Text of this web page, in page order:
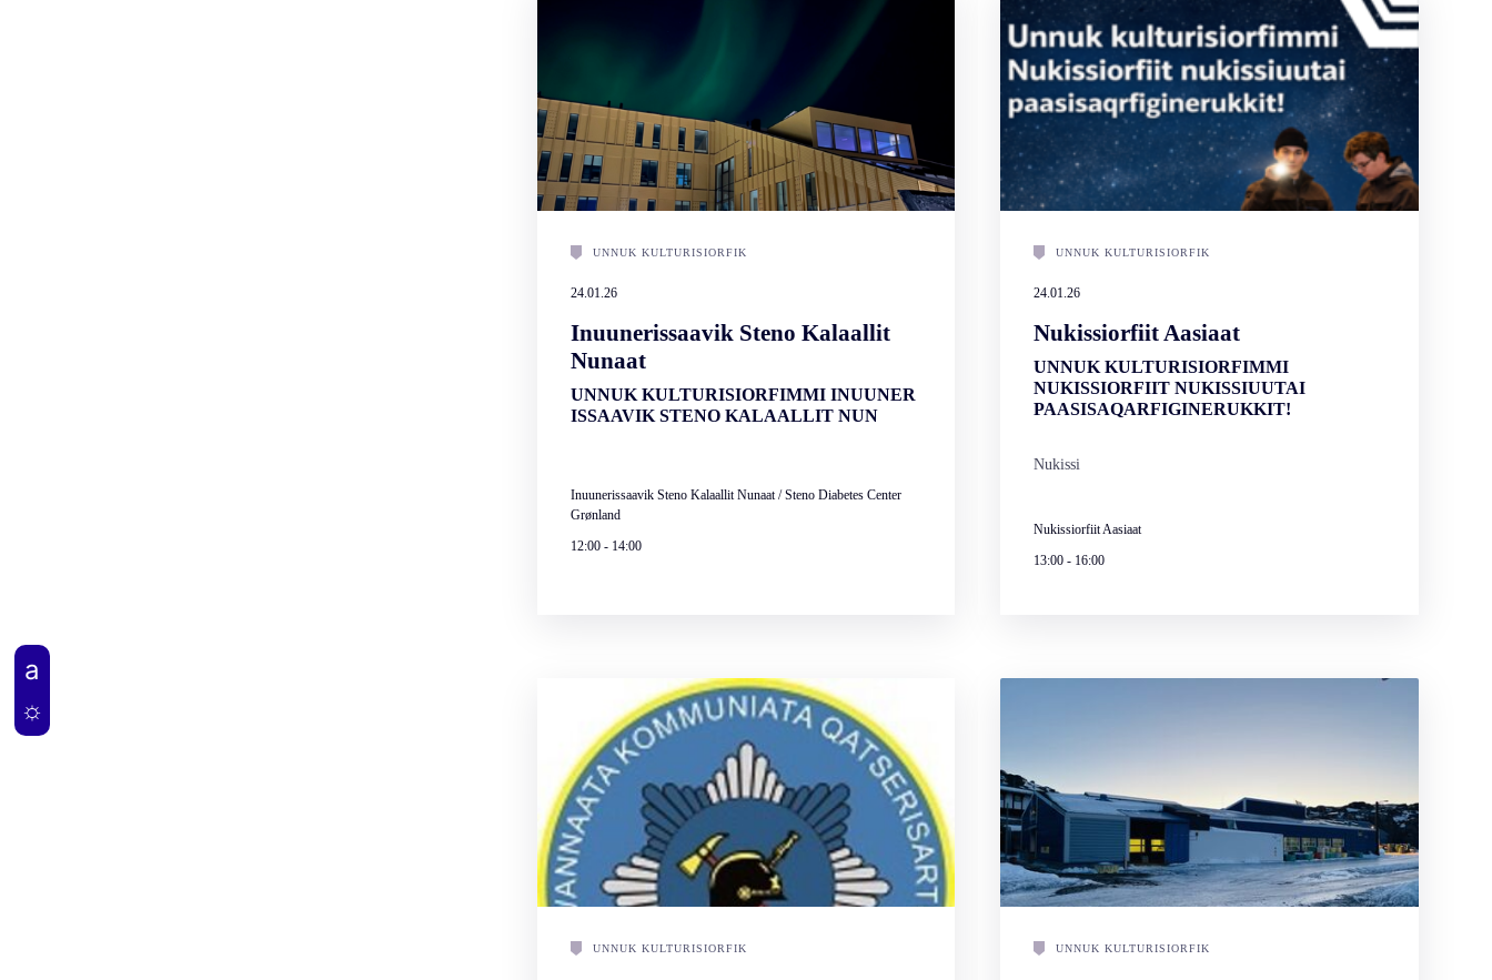
UNNUK KULTURISIORFIK
24.01.26
Inuunerissaavik Steno Kalaallit
Nunaat
UNNUK KULTURISIORFIMMI INUUNER
ISSAAVIK STENO KALAALLIT NUN
Inuunerissaavik Steno Kalaallit Nunaat / Steno Diabetes Center
Grønland
12:00- 14:00
UNNUK KULTURISIORFIK
24.01.26
Nukissiorfiit Aasiaat
UNNUK KULTURISIORFIMMI
NUKISSIORFIIT NUKISSIUUTAI
PAASISAQARFIGINERUKKIT!
Nukissi
Nukissiorfiit Aasiaat
13:00 - 16:00
UNNUK KULTURISIORFIK UNNUK KULTURISIORFIK